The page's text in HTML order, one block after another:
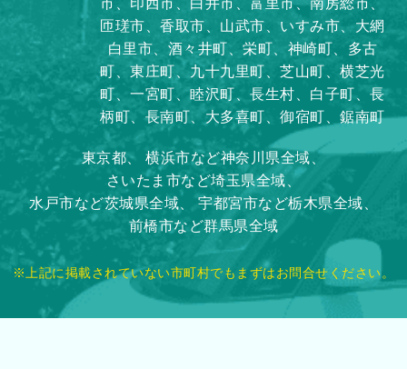
市、印西市、白井市、富里市、南房総市、
匝瑳市、香取市、山武市、いすみ市、大網
白里市、酒々井町、栄町、神崎町、多古
町、東庄町、九十九里町、芝山町、横芝光
町、一宮町、睦沢町、長生村、白子町、長
柄町、長南町、大多喜町、御宿町、鋸南町
東京都、
横浜市など神奈川県全域、
さいたま市など埼玉県全域、
水戸市など茨城県全域、
宇都宮市など栃木県全域、
前橋市など群馬県全域
※上記に掲載されていない市町村でもまずはお問合せください。